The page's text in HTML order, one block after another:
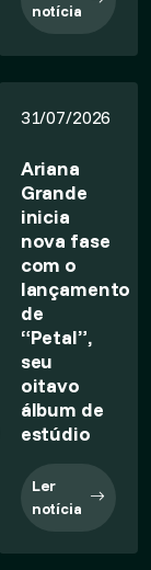
notícia
31/07/2026
Ariana
Grande
inicia
nova fase
com o
lançamento
de
“Petal”,
seu
oitavo
álbum de
estúdio
Ler
notícia